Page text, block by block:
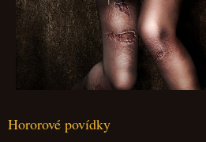
Hororové povídky